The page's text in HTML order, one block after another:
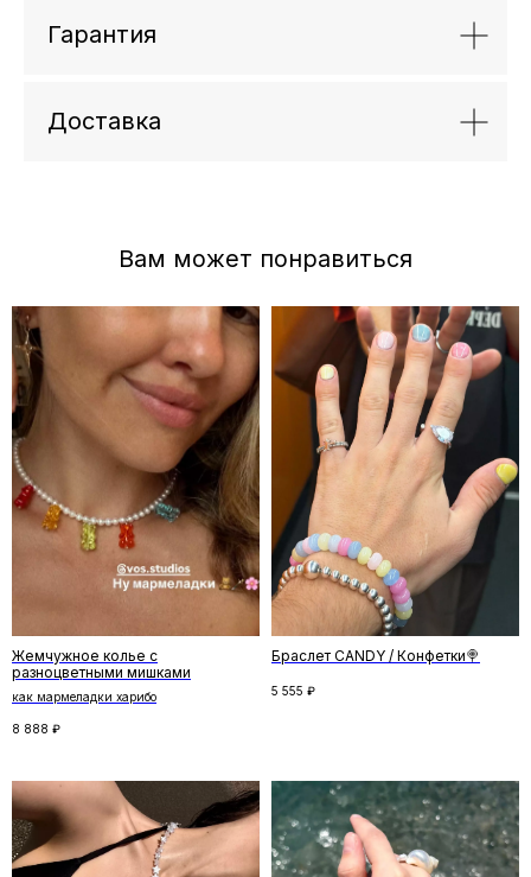
Гарантия
Доставка
Жемчужное колье с
разноцветными мишками
как мармеладки харибо
8 888 ₽
Браслет CANDY / Конфетки🍭
5 555 ₽
Отзывы ←